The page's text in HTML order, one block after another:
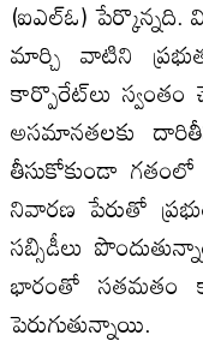
(ఐఎల్‌ఓ) పేర్కొన్నది.
మార్చి వాటిని
కార్పొరేట్‌లు
అసమానతలకు
తీసుకోకుండా గతంలో
నివారణ పేరుతో
సబ్సిడీలు
భారంతో సతమతం
పెరుగుతున్నాయి.